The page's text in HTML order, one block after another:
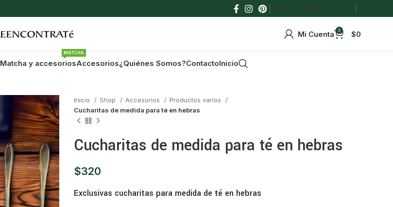
NEWSLETTER CONTACTO
Mi Cuenta 0 $0
Matcha y accesorios
MATCHA
Accesorios¿Quiénes Somos?ContactoInicio
Inicio Shop Accesorios
Productos varios
Cucharitas de medida para té en hebras
Cucharitas de medida para té en hebras
$320
Exclusivas cucharitas para medida de té en hebras